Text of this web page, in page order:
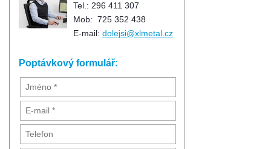
Tel.: 296 411 307
Mob: 725 352 438
E-mail: dolejsi@xlmetal.cz
Poptávkový formulář: